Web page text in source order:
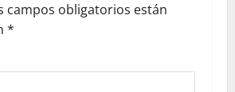
campos obligatorios están
*